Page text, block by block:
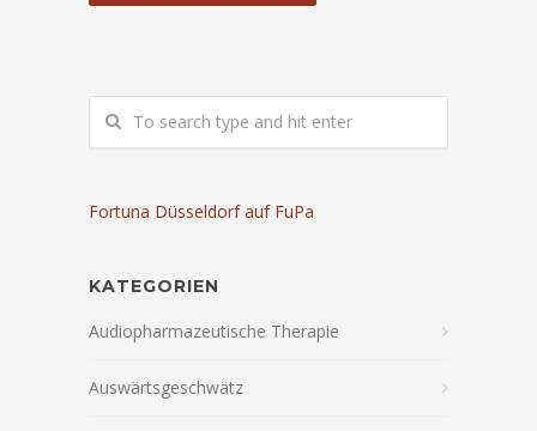
Fortuna Düsseldorf auf FuPa
KATEGORIEN
Audiopharmazeutische Therapie
Auswärtsgeschwätz